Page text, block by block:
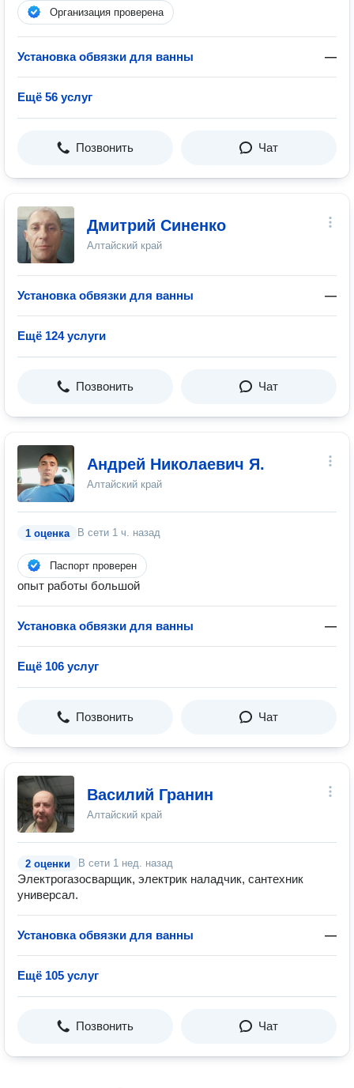
Организация проверена
Установка обвязки для ванны —
Ещё 56 услуг
Позвонить Чат
Дмитрий Синенко
Алтайский край
Установка обвязки для ванны —
Ещё 124 услуги
Позвонить Чат
Андрей Николаевич Я.
Алтайский край
1 оценка В сети 1 ч. назад
Паспорт проверен
опыт работы большой
Установка обвязки для ванны —
Ещё 106 услуг
Позвонить Чат
Василий Гранин
Алтайский край
2 оценки В сети 1 нед. назад
Электрогазосварщик, электрик наладчик, сантехник
универсал.
Установка обвязки для ванны —
Ещё 105 услуг
Позвонить Чат